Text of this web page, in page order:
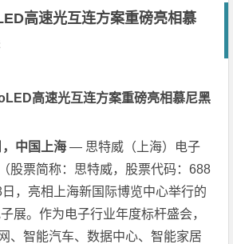
高速光互连方案重磅亮相慕
高速光互连方案重磅亮相慕尼黑
中国上海 — 思特威（上海）电子
股票简称：思特威，股票代码：688
，亮相上海新国际博览中心举行的
展。作为电子行业年度标杆盛会，
、智能汽车、数据中心、智能家居